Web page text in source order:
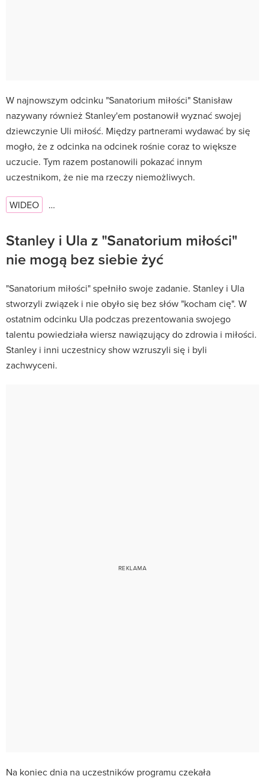
W najnowszym odcinku "Sanatorium miłości" Stanisław
nazywany również Stanley'em postanowił wyznać swojej
dziewczynie Uli miłość. Między partnerami wydawać by się
mogło, że z odcinka na odcinek rośnie coraz to większe
uczucie. Tym razem postanowili pokazać innym
uczestnikom, że nie ma rzeczy niemożliwych.
WIDEO …
Stanley i Ula z "Sanatorium miłości"
nie mogą bez siebie żyć
"Sanatorium miłości" spełniło swoje zadanie. Stanley i Ula
stworzyli związek i nie obyło się bez słów "kocham cię". W
ostatnim odcinku Ula podczas prezentowania swojego
talentu powiedziała wiersz nawiązujący do zdrowia i miłości.
Stanley i inni uczestnicy show wzruszyli się i byli
zachwyceni.
Na koniec dnia na uczestników programu czekała